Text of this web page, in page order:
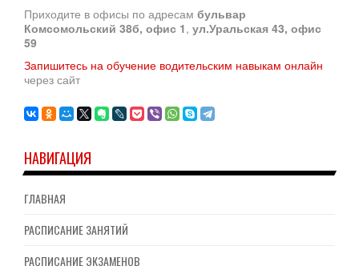
Приходите в офисы по адресам бульвар
Комсомольский 38б, офис 1, ул.Уральская 43, офис
59
Запишитесь на обучение водительским навыкам онлайн
через сайт
НАВИГАЦИЯ
ГЛАВНАЯ
РАСПИСАНИЕ ЗАНЯТИЙ
РАСПИСАНИЕ ЭКЗАМЕНОВ